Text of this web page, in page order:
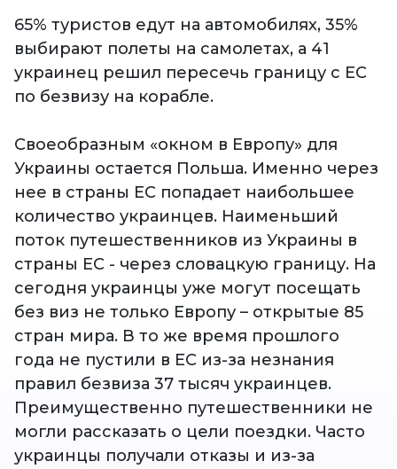
65% туристов едут на автомобилях, 35%
выбирают полеты на самолетах, а 41
украинец решил пересечь границу с ЕС
по безвизу на корабле.
Своеобразным «окном в Европу» для
Украины остается Польша. Именно через
нее в страны ЕС попадает наибольшее
количество украинцев. Наименьший
поток путешественников из Украины в
страны ЕС - через словацкую границу. На
сегодня украинцы уже могут посещать
без виз не только Европу – открытые 85
стран мира. В то же время прошлого
года не пустили в ЕС из-за незнания
правил безвиза 37 тысяч украинцев.
Преимущественно путешественники не
могли рассказать о цели поездки. Часто
украинцы получали отказы и из-за